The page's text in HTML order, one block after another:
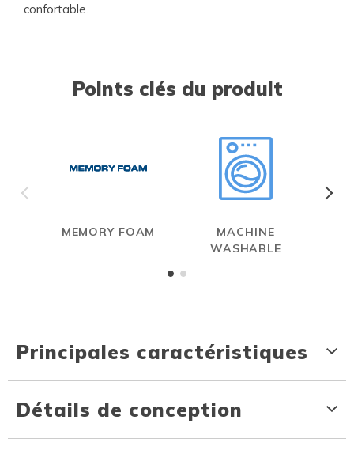
confortable.
Points clés du produit
MEMORY FOAM
MACHINE
WASHABLE
Principales caractéristiques
Détails de conception